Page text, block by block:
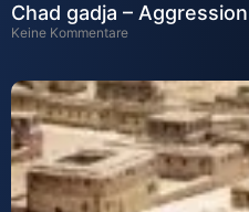
Chad gadja –
Keine Kommentare